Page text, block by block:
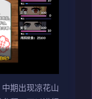
期出现凉花山